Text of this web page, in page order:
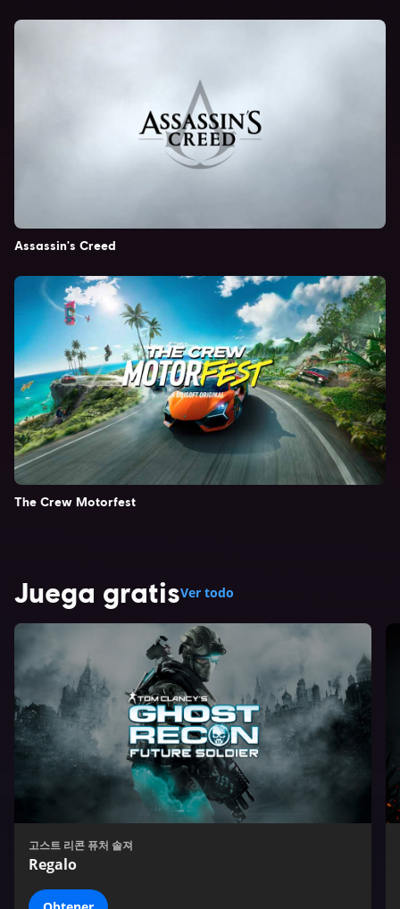
Assassin's Creed
The Crew Motorfest
Juega gratisVer todo
고스트 리콘 퓨처 솔져
Regalo